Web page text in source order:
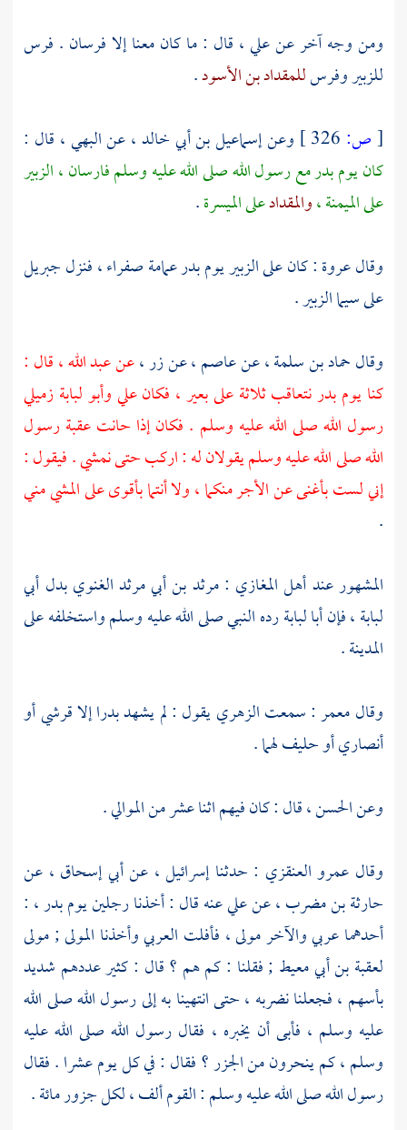
ومن وجه آخر عنعلي ، قال : ما كان معنا إلا فرسان . فرس
للزبيروفرسللمقداد بن الأسود.
[ص: وعنإسماعيل بن أبي خالد ،عنالبهي ، قال :
كان يومبدرمع رسول الله صلى الله عليه وسلم فارسان ،الزبير
على الميمنة ،والمقدادعلى الميسرة.
وقالعروة: كان علىالزبيريومبدرعمامة صفراء ، فنزلجبريل
على سيماالزبير.
وقالحماد بن سلمة ،عنعاصم ،عنزر ،عنعبد الله ،قال :
كنا يومبدرنتعاقب ثلاثة على بعير ، فكانعليوأبو لبابةزميلي
رسول الله صلى الله عليه وسلم . فكان إذا حانت عقبة رسول
الله صلى الله عليه وسلم يقولان له : اركب حتى نمشي . فيقول :
إني لست بأغنى عن الأجر منكما ، ولا أنتما بأقوى على المشي مني
.
المشهور عند أهل المغازي :مرثد بن أبي مرثد الغنويبدل أبي
لبابة ،فإنأبا لبابةرده النبي صلى الله عليه وسلم واستخلفه على
المدينة.
وقالمعمر: سمعتالزهرييقول : لم يشهدبدراإلا قرشي أو
أنصاري أو حليف لهما .
وعنالحسن ،قال : كان فيهم اثنا عشر من الموالي .
وقال عمرو العنقزي : حدثناإسرائيل ، عنأبي إسحاق ، عن
حارثة بن مضرب ،عنعليعنه قال : أخذنا رجلين يومبدر ، :
أحدهما عربي والآخر مولى ، فأفلت العربي وأخذنا المولى ; مولى
لعقبة بن أبي معيط ;فقلنا : كم هم ؟ قال : كثير عددهم شديد
بأسهم ، فجعلنا نضربه ، حتى انتهينا به إلى رسول الله صلى الله
عليه وسلم ، فأبى أن يخبره ، فقال رسول الله صلى الله عليه
وسلم ، كم ينحرون من الجزر ؟ فقال : في كل يوم عشرا . فقال
رسول الله صلى الله عليه وسلم : القوم ألف ، لكل جزور مائة .